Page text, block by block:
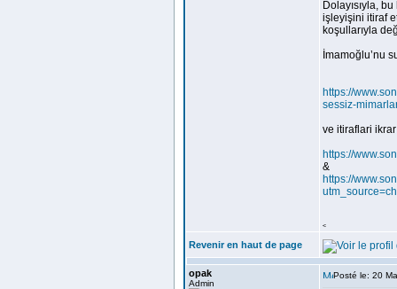
Dolayısıyla,
işleyişini itiraf
koşullarıyla
İmamoğlu’nu
https://
sessiz-
ve itiraflari
https://
&
https://
<
Revenir en haut de page
opak
Admin
Posté le: 20